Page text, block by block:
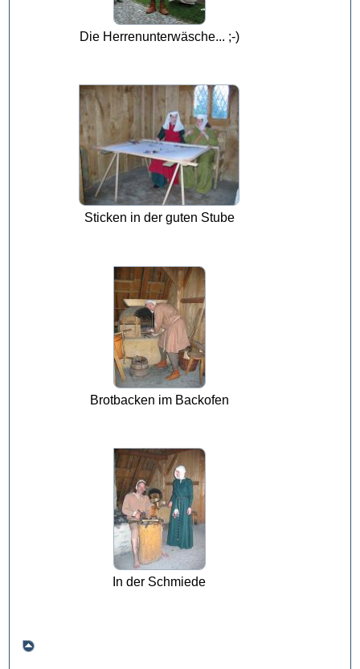
Die Herrenunterwäsche... ;-)
Sticken in der guten Stube
Brotbacken im Backofen
In der Schmiede